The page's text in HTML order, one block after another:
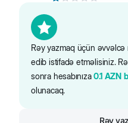
Rəy yazmaq üçün
edib istifadə etməlisiniz.
sonra hesabınıza0.1 AZN
olunacaq.
Rəy yaz